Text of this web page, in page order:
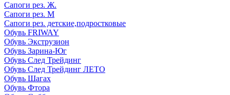
Сапоги рез. Ж.
Сапоги рез. М
Сапоги рез. детские,подростковые
Обувь FRIWAY
Обувь Экструзион
Обувь Зарина-Юг
Обувь След Трейдинг
Обувь След Трейдинг ЛЕТО
Обувь Шагах
Обувь Фтора